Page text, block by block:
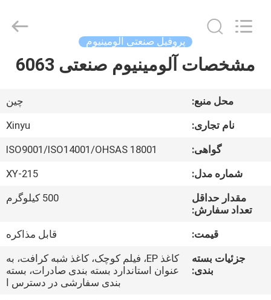
خانه
محصولات
درباره
پروفیل صنعتی آلومینیوم
مشخصات آلومینیوم صنعتی 6063
محل منبع:
چین
نام تجاری:
Xinyu
گواهی:
ISO9001/ISO14001/OHSAS 18001
شماره مدل:
XY-215
مقدار حداقل
تعداد سفارش:
500 کیلوگرم
قیمت:
قابل مذاکره
جزئیات بسته
بندی:
کاغذ EP، فیلم کوچک، کاغذ شبه کرافت، به
عنوان استاندارد بسته بندی صادرات، بسته
بندی سفارشی در دسترس ا